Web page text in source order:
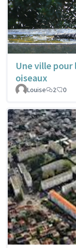
Une ville pour
oiseaux
Louise
2 0